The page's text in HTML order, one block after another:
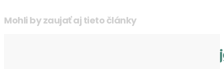
Mohli by zaujať aj tieto články
Prečo upratovanie v skleníku